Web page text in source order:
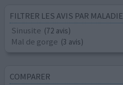
FILTRER LES AVIS PAR MALADIE
Sinusite (72 avis)
Mal de gorge (3 avis)
COMPARER